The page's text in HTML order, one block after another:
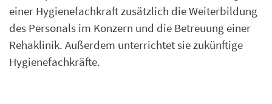
einer Hygienefachkraft zusätzlich die Weiterbildung
des Personals im Konzern und die Betreuung einer
Rehaklinik. Außerdem unterrichtet sie zukünftige
Hygienefachkräfte.